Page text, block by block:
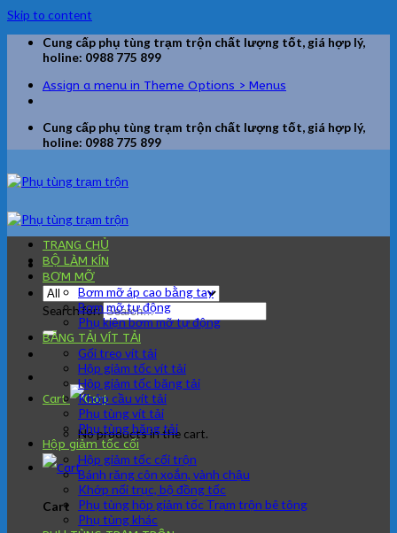
Skip to content
Cung cấp phụ tùng trạm trộn chất lượng tốt, giá hợp lý,
holine: 0988 775 899
Assign a menu in Theme Options > Menus
Cung cấp phụ tùng trạm trộn chất lượng tốt, giá hợp lý,
holine: 0988 775 899
Search for:
Cart
No products in the cart.
Cart
TRANG CHỦ
BỘ LÀM KÍN
BƠM MỠ
Bơm mỡ áp cao bằng tay
Bơm mỡ tự động
Phụ kiện bơm mỡ tự động
BĂNG TẢI VÍT TẢI
Gối treo vít tải
Hộp giảm tốc vít tải
Hộp giảm tốc băng tải
Khớp cầu vít tải
Phụ tùng vít tải
Phụ tùng băng tải
Hộp giảm tốc cối
Hộp giảm tốc cối trộn
Bánh răng côn xoắn, vành chậu
Khớp nối trục, bộ đồng tốc
Phụ tùng hộp giảm tốc Trạm trộn bê tông
Phụ tùng khác